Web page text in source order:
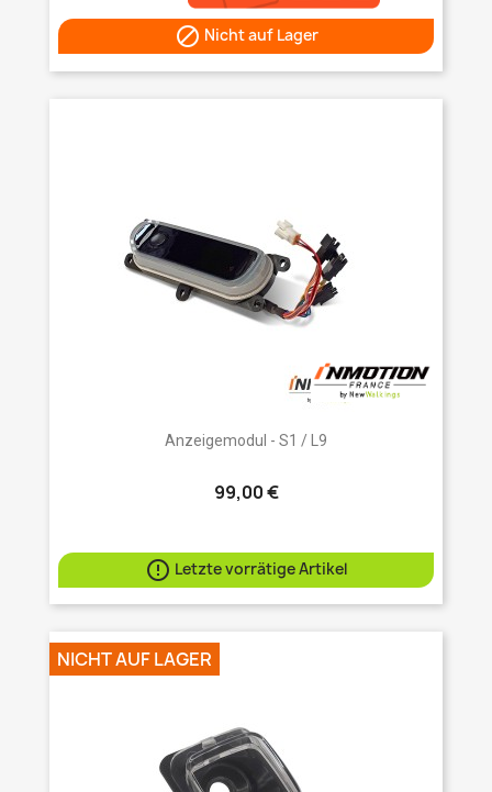
 Nicht auf Lager
Anzeigemodul - S1 / L9
99,00 €
 Letzte vorrätige Artikel
NICHT AUF LAGER